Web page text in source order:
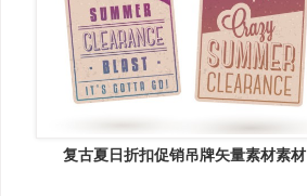
复古夏日折扣促销吊牌矢量素材素材